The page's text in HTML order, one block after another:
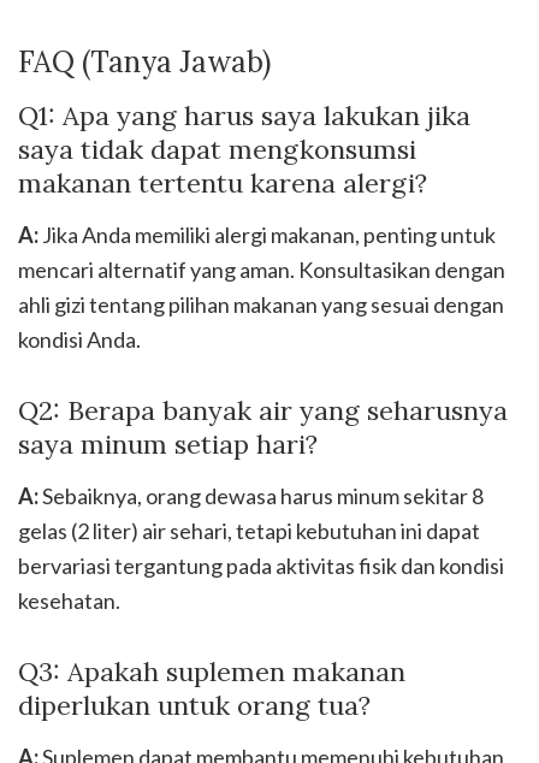
FAQ (Tanya Jawab)
Q1: Apa yang harus saya lakukan jika
saya tidak dapat mengkonsumsi
makanan tertentu karena alergi?
A:Jika Anda memiliki alergi makanan, penting untuk
mencari alternatif yang aman. Konsultasikan dengan
ahli gizi tentang pilihan makanan yang sesuai dengan
kondisi Anda.
Q2: Berapa banyak air yang seharusnya
saya minum setiap hari?
A:Sebaiknya, orang dewasa harus minum sekitar 8
gelas (2 liter) air sehari, tetapi kebutuhan ini dapat
bervariasi tergantung pada aktivitas fisik dan kondisi
kesehatan.
Q3: Apakah suplemen makanan
diperlukan untuk orang tua?
A:Suplemen dapat membantu memenuhi kebutuhan